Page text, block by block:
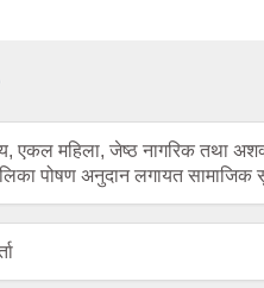
एकल महिला, जेष्ठ नागरिक तथा
पोषण अनुदान लगायत सामाजिक